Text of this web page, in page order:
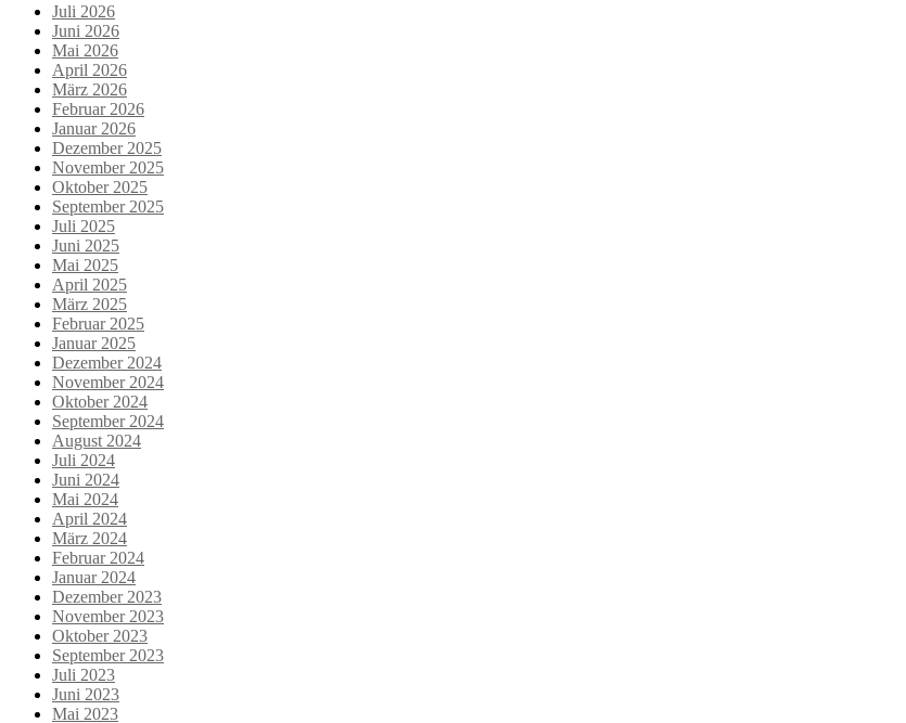
Juli 2026
Juni 2026
Mai 2026
April 2026
März 2026
Februar 2026
Januar 2026
Dezember 2025
November 2025
Oktober 2025
September 2025
Juli 2025
Juni 2025
Mai 2025
April 2025
März 2025
Februar 2025
Januar 2025
Dezember 2024
November 2024
Oktober 2024
September 2024
August 2024
Juli 2024
Juni 2024
Mai 2024
April 2024
März 2024
Februar 2024
Januar 2024
Dezember 2023
November 2023
Oktober 2023
September 2023
Juli 2023
Juni 2023
Mai 2023